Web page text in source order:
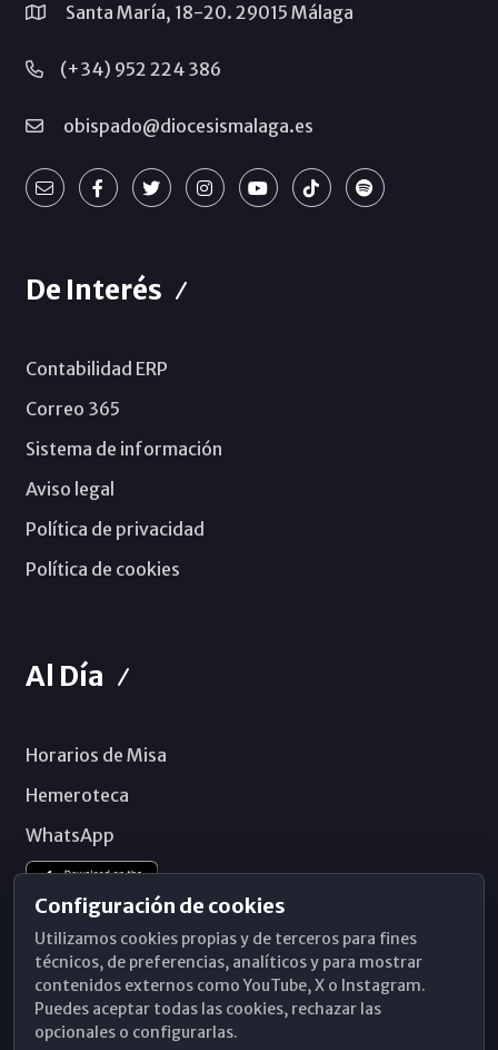
Santa María, 18-20. 29015 Málaga
(+34) 952 224 386
obispado@diocesismalaga.es
De Interés
Contabilidad ERP
Correo 365
Sistema de información
Aviso legal
Política de privacidad
Política de cookies
Al Día
Horarios de Misa
Hemeroteca
WhatsApp
Configuración de cookies
Utilizamos cookies propias y de terceros para fines
técnicos, de preferencias, analíticos y para mostrar
contenidos externos como YouTube, X o Instagram.
Puedes aceptar todas las cookies, rechazar las
opcionales o configurarlas.